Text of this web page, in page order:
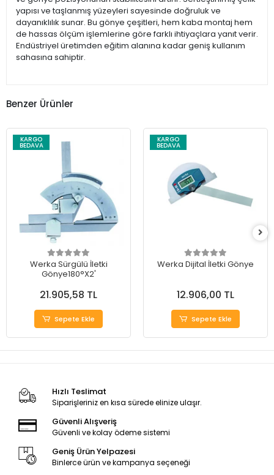
yapısı ve taşlanmış yüzeyleri sayesinde doğruluk ve
dayanıklılık sunar. Bu gönye çeşitleri, hem kaba montaj hem
de hassas ölçüm işlemlerine göre farklı ihtiyaçlara yanıt verir.
Endüstriyel üretimden eğitim alanına kadar geniş kullanım
sahasına sahiptir.
Benzer Ürünler
KARGO
BEDAVA
Werka Sürgülü İletki
Gönye180°X2'
21.905,58 TL
Sepete Ekle
KARGO
BEDAVA
Werka Dijital İletki Gönye
12.906,00 TL
Sepete Ekle
Hızlı Teslimat
Siparişleriniz en kısa sürede elinize ulaşır.
Güvenli Alışveriş
Güvenli ve kolay ödeme sistemi
Geniş Ürün Yelpazesi
Binlerce ürün ve kampanya seçeneği